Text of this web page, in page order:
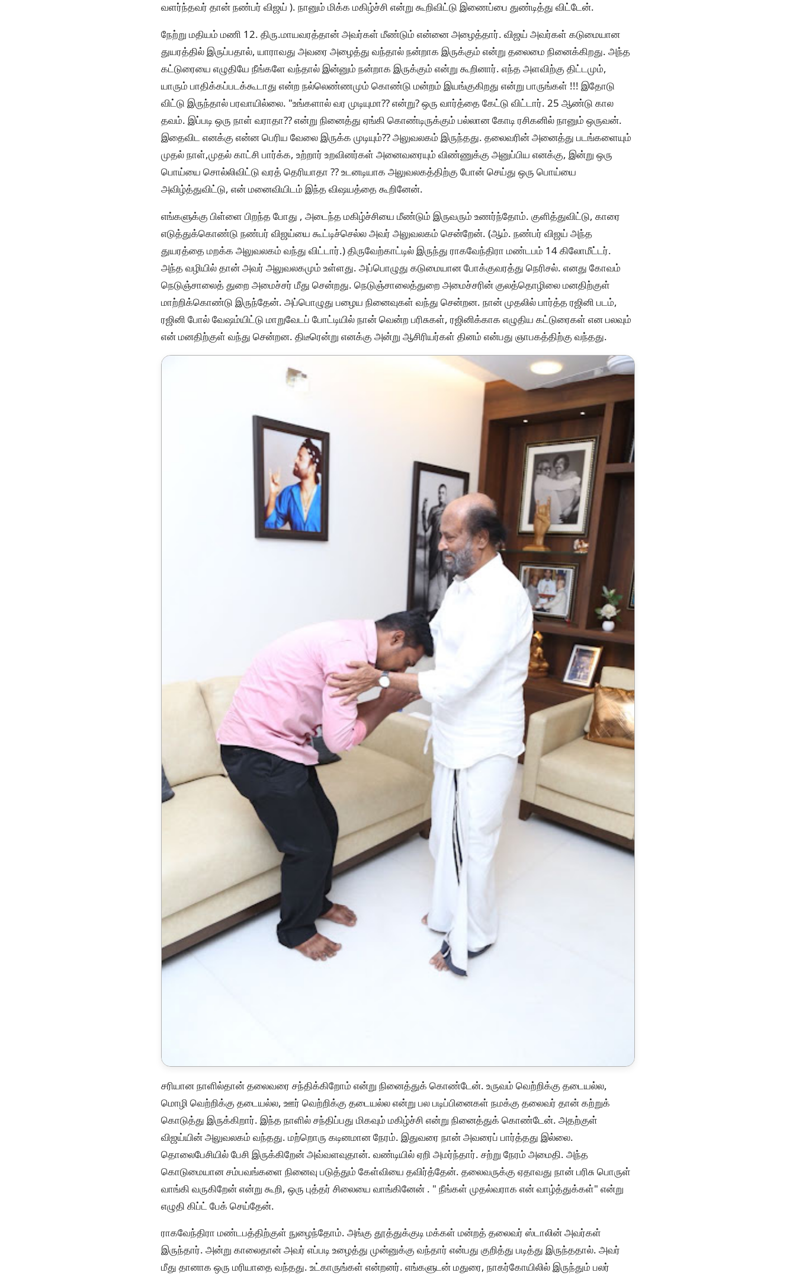
வளர்ந்தவர் தான் நண்பர் விஜய் ). நானும் மிக்க மகிழ்ச்சி என்று கூறிவிட்டு இணைப்பை துண்டித்து விட்டேன்.
நேற்று மதியம் மணி 12. திரு.மாயவரத்தான் அவர்கள் மீண்டும் என்னை அழைத்தார். விஜய் அவர்கள் கடுமையான
துயரத்தில் இருப்பதால், யாராவது அவரை அழைத்து வந்தால் நன்றாக இருக்கும் என்று தலைமை நினைக்கிறது. அந்த
கட்டுரையை எழுதியே நீங்களே வந்தால் இன்னும் நன்றாக இருக்கும் என்று கூறினார். எந்த அளவிற்கு திட்டமும்,
யாரும் பாதிக்கப்படக்கூடாது என்ற நல்லெண்ணமும் கொண்டு மன்றம் இயங்குகிறது என்று பாருங்கள் !!! இதோடு
விட்டு இருந்தால் பரவாயில்லை. "உங்களால் வர முடியுமா?? என்று? ஒரு வார்த்தை கேட்டு விட்டார். 25 ஆண்டு கால
தவம். இப்படி ஒரு நாள் வராதா?? என்று நினைத்து ஏங்கி கொண்டிருக்கும் பல்லான கோடி ரசிகனில் நானும் ஒருவன்.
இதைவிட எனக்கு என்ன பெரிய வேலை இருக்க முடியும்?? அலுவலகம் இருந்தது. தலைவரின் அனைத்து படங்களையும்
முதல் நாள்,முதல் காட்சி பார்க்க, உற்றார் உறவினர்கள் அனைவரையும் விண்ணுக்கு அனுப்பிய எனக்கு, இன்று ஒரு
பொய்யை சொல்லிவிட்டு வரத் தெரியாதா ?? உடனடியாக அலுவலகத்திற்கு போன் செய்து ஒரு பொய்யை
அவிழ்த்துவிட்டு, என் மனைவியிடம் இந்த விஷயத்தை கூறினேன்.
எங்களுக்கு பிள்ளை பிறந்த போது , அடைந்த மகிழ்ச்சியை மீண்டும் இருவரும் உணர்ந்தோம். குளித்துவிட்டு, காரை
எடுத்துக்கொண்டு நண்பர் விஜய்யை கூட்டிச்செல்ல அவர் அலுவலகம் சென்றேன். (ஆம். நண்பர் விஜய் அந்த
துயரத்தை மறக்க அலுவலகம் வந்து விட்டார்.) திருவேற்காட்டில் இருந்து ராகவேந்திரா மண்டபம் 14 கிலோமீட்டர்.
அந்த வழியில் தான் அவர் அலுவலகமும் உள்ளது. அப்பொழுது கடுமையான போக்குவரத்து நெரிசல். எனது கோவம்
நெடுஞ்சாலைத் துறை அமைச்சர் மீது சென்றது. நெடுஞ்சாலைத்துறை அமைச்சரின் குலத்தொழிலை மனதிற்குள்
மாற்றிக்கொண்டு இருந்தேன். அப்பொழுது பழைய நினைவுகள் வந்து சென்றன. நான் முதலில் பார்த்த ரஜினி படம்,
ரஜினி போல் வேஷம்யிட்டு மாறுவேடப் போட்டியில் நான் வென்ற பரிசுகள், ரஜினிக்காக எழுதிய கட்டுரைகள் என பலவும்
என் மனதிற்குள் வந்து சென்றன. திடீரென்று எனக்கு அன்று ஆசிரியர்கள் தினம் என்பது ஞாபகத்திற்கு வந்தது.
சரியான நாளில்தான் தலைவரை சந்திக்கிறோம் என்று நினைத்துக் கொண்டேன். உருவம் வெற்றிக்கு தடையல்ல,
மொழி வெற்றிக்கு தடையல்ல, ஊர் வெற்றிக்கு தடையல்ல என்று பல படிப்பினைகள் நமக்கு தலைவர் தான் கற்றுக்
கொடுத்து இருக்கிறார். இந்த நாளில் சந்திப்பது மிகவும் மகிழ்ச்சி என்று நினைத்துக் கொண்டேன். அதற்குள்
விஜய்யின் அலுவலகம் வந்தது. மற்றொரு கடினமான நேரம். இதுவரை நான் அவரைப் பார்த்தது இல்லை.
தொலைபேசியில் பேசி இருக்கிறேன் அவ்வளவுதான். வண்டியில் ஏறி அமர்ந்தார். சற்று நேரம் அமைதி. அந்த
கொடுமையான சம்பவங்களை நினைவு படுத்தும் கேள்வியை தவிர்த்தேன். தலைவருக்கு ஏதாவது நான் பரிசு பொருள்
வாங்கி வருகிறேன் என்று கூறி, ஒரு புத்தர் சிலையை வாங்கினேன் . " நீங்கள் முதல்வராக என் வாழ்த்துக்கள்" என்று
எழுதி கிப்ட் பேக் செய்தேன்.
ராகவேந்திரா மண்டபத்திற்குள் நுழைந்தோம். அங்கு தூத்துக்குடி மக்கள் மன்றத் தலைவர் ஸ்டாலின் அவர்கள்
இருந்தார். அன்று காலைதான் அவர் எப்படி உழைத்து முன்னுக்கு வந்தார் என்பது குறித்து படித்து இருந்ததால். அவர்
மீது தானாக ஒரு மரியாதை வந்தது. உட்காருங்கள் என்றனர். எங்களுடன் மதுரை, நாகர்கோயிலில் இருந்தும் பலர்